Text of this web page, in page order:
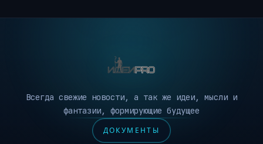
Всегда свежие новости, а так же идеи, мысли и
фантазии, формирующие будущее
ДОКУМЕНТЫ